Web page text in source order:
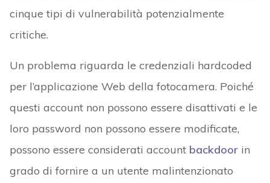
cinque tipi di vulnerabilità potenzialmente
critiche.
Un problema riguarda le credenziali hardcoded
per l’applicazione Web della fotocamera. Poiché
questi account non possono essere disattivati e le
loro password non possono essere modificate,
possono essere considerati account backdoorin
grado di fornire a un utente malintenzionato